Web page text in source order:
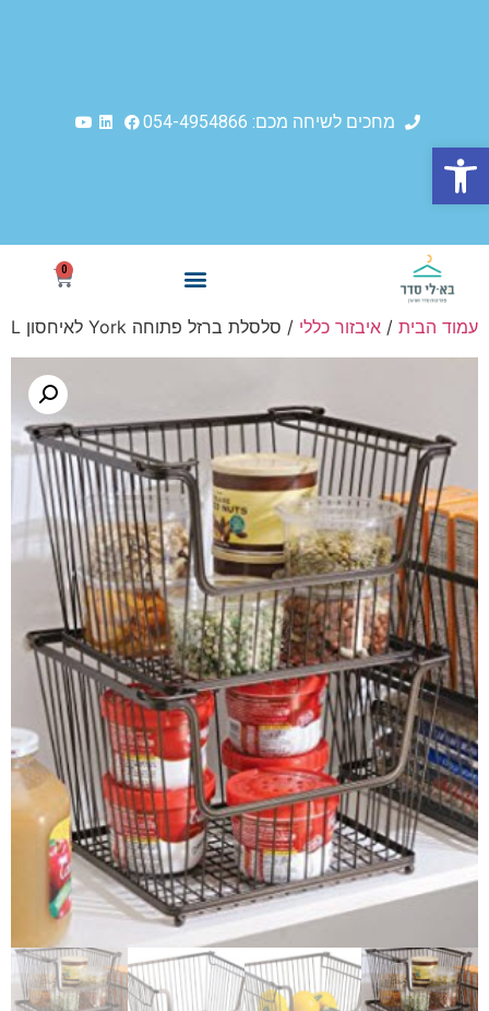
מחכים לשיחה מכם: 054-4954866
0
עמוד הבית / איבזור כללי / סלסלת ברזל פתוחה York לאיחסון L
פתח סרגל נגישות